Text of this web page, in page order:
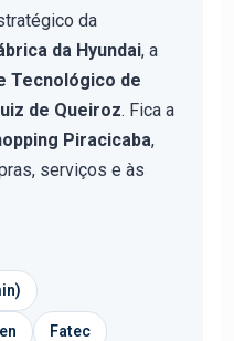
da
da Hyundai, a
Tecnológico de
de Queiroz. Fica a
Piracicaba,
serviços e às
Fatec